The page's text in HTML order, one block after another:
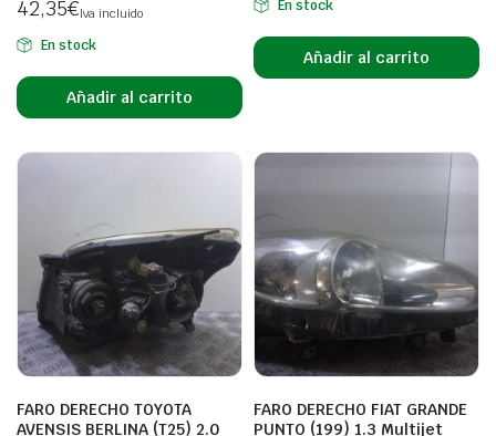
42,35€Iva incluido
En stock
Añadir al carrito
En stock
Añadir al carrito
FARO DERECHO TOYOTA
AVENSIS BERLINA (T25) 2.0
FARO DERECHO FIAT GRANDE
PUNTO (199) 1.3 Multijet